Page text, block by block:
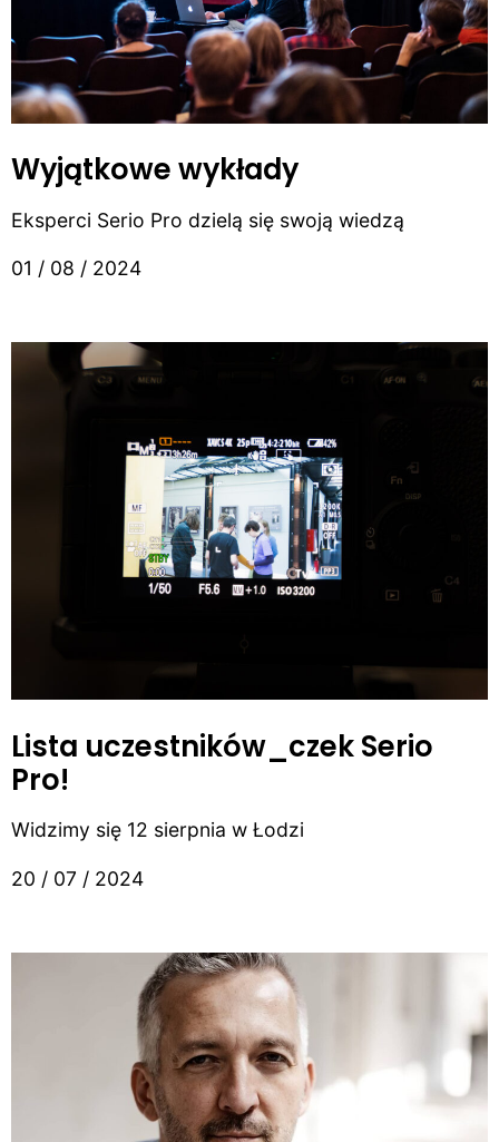
Wyjątkowe wykłady
Eksperci Serio Pro dzielą się swoją wiedzą
01 / 08 / 2024
Lista uczestników_czek Serio
Pro!
Widzimy się 12 sierpnia w Łodzi
20 / 07 / 2024